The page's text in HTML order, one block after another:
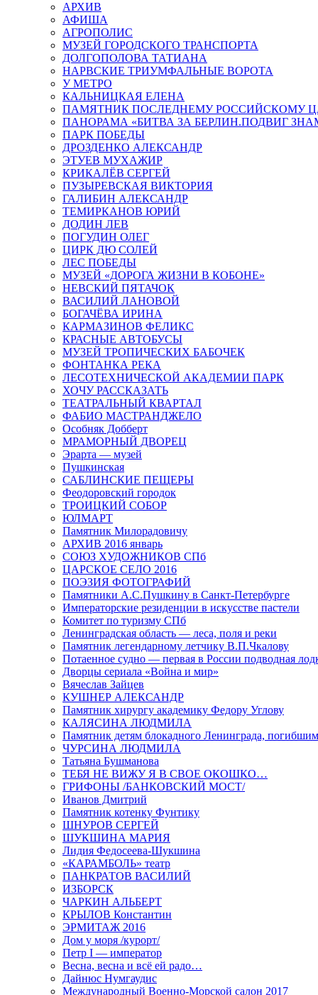
АРХИВ
АФИША
АГРОПОЛИС
МУЗЕЙ ГОРОДСКОГО ТРАНСПОРТА
ДОЛГОПОЛОВА ТАТИАНА
НАРВСКИЕ ТРИУМФАЛЬНЫЕ ВОРОТА
У МЕТРО
КАЛЬНИЦКАЯ ЕЛЕНА
ПАМЯТНИК ПОСЛЕДНЕМУ РОССИЙСКОМУ
ПАНОРАМА «БИТВА ЗА БЕРЛИН.ПОДВИГ
ПАРК ПОБЕДЫ
ДРОЗДЕНКО АЛЕКСАНДР
ЭТУЕВ МУХАЖИР
КРИКАЛЁВ СЕРГЕЙ
ПУЗЫРЕВСКАЯ ВИКТОРИЯ
ГАЛИБИН АЛЕКСАНДР
ТЕМИРКАНОВ ЮРИЙ
ДОДИН ЛЕВ
ПОГУДИН ОЛЕГ
ЦИРК ДЮ СОЛЕЙ
ЛЕС ПОБЕДЫ
МУЗЕЙ «ДОРОГА ЖИЗНИ В КОБОНЕ»
НЕВСКИЙ ПЯТАЧОК
ВАСИЛИЙ ЛАНОВОЙ
БОГАЧЁВА ИРИНА
КАРМАЗИНОВ ФЕЛИКС
КРАСНЫЕ АВТОБУСЫ
МУЗЕЙ ТРОПИЧЕСКИХ БАБОЧЕК
ФОНТАНКА РЕКА
ЛЕСОТЕХНИЧЕСКОЙ АКАДЕМИИ ПАРК
ХОЧУ РАССКАЗАТЬ
ТЕАТРАЛЬНЫЙ КВАРТАЛ
ФАБИО МАСТРАНДЖЕЛО
Особняк Добберт
МРАМОРНЫЙ ДВОРЕЦ
Эрарта — музей
Пушкинская
САБЛИНСКИЕ ПЕЩЕРЫ
Феодоровский городок
ТРОИЦКИЙ СОБОР
ЮЛМАРТ
Памятник Милорадовичу
АРХИВ 2016 январь
СОЮЗ ХУДОЖНИКОВ СПб
ЦАРСКОЕ СЕЛО 2016
ПОЭЗИЯ ФОТОГРАФИЙ
Памятники А.С.Пушкину в Санкт-Петербурге
Императорские резиденции в искусстве пастели
Комитет по туризму СПб
Ленинградская область — леса, поля и реки
Памятник легендарному летчику В.П.Чкалову
Потаенное судно — первая в России подводная
Дворцы сериала «Война и мир»
Вячеслав Зайцев
КУШНЕР АЛЕКСАНДР
Памятник хирургу академику Федору Углову
КАЛЯСИНА ЛЮДМИЛА
Памятник детям блокадного Ленинграда,
ЧУРСИНА ЛЮДМИЛА
Татьяна Бушманова
ТЕБЯ НЕ ВИЖУ Я В СВОЕ ОКОШКО…
ГРИФОНЫ /БАНКОВСКИЙ МОСТ/
Иванов Дмитрий
Памятник котенку Фунтику
ШНУРОВ СЕРГЕЙ
ШУКШИНА МАРИЯ
Лидия Федосеева-Шукшина
«КАРАМБОЛЬ» театр
ПАНКРАТОВ ВАСИЛИЙ
ИЗБОРСК
ЧАРКИН АЛЬБЕРТ
КРЫЛОВ Константин
ЭРМИТАЖ 2016
Дом у моря /курорт/
Петр I — император
Весна, весна и всё ей радо…
Дайнюс Нумгаудис
Международный Военно-Морской салон 2017